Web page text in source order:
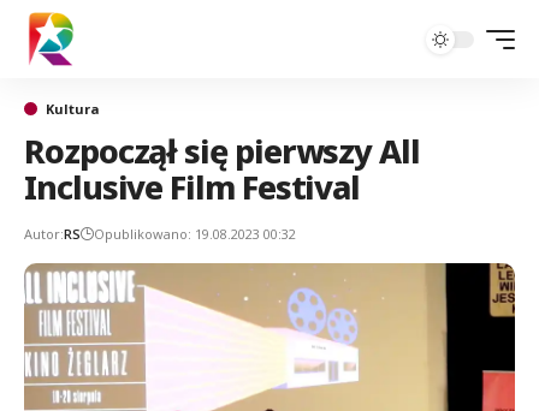
Kultura
Rozpoczął się pierwszy All
Inclusive Film Festival
Autor:RS Opublikowano: 19.08.2023 00:32